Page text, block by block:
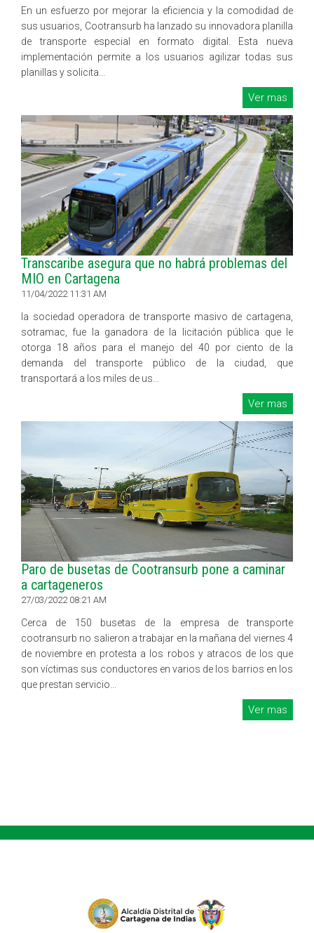
En un esfuerzo por mejorar la eficiencia y la comodidad de
sus usuarios, Cootransurb ha lanzado su innovadora planilla
de transporte especial en formato digital. Esta nueva
implementación permite a los usuarios agilizar todas sus
planillas y solicita...
Ver mas
Transcaribe asegura que no habrá problemas del
MIO en Cartagena
11/04/2022 11:31 AM
la sociedad operadora de transporte masivo de cartagena,
sotramac, fue la ganadora de la licitación pública que le
otorga 18 años para el manejo del 40 por ciento de la
demanda del transporte público de la ciudad, que
transportará a los miles de us...
Ver mas
Paro de busetas de Cootransurb pone a caminar
a cartageneros
27/03/2022 08:21 AM
Cerca de 150 busetas de la empresa de transporte
cootransurb no salieron a trabajar en la mañana del viernes 4
de noviembre en protesta a los robos y atracos de los que
son víctimas sus conductores en varios de los barrios en los
que prestan servicio...
Ver mas